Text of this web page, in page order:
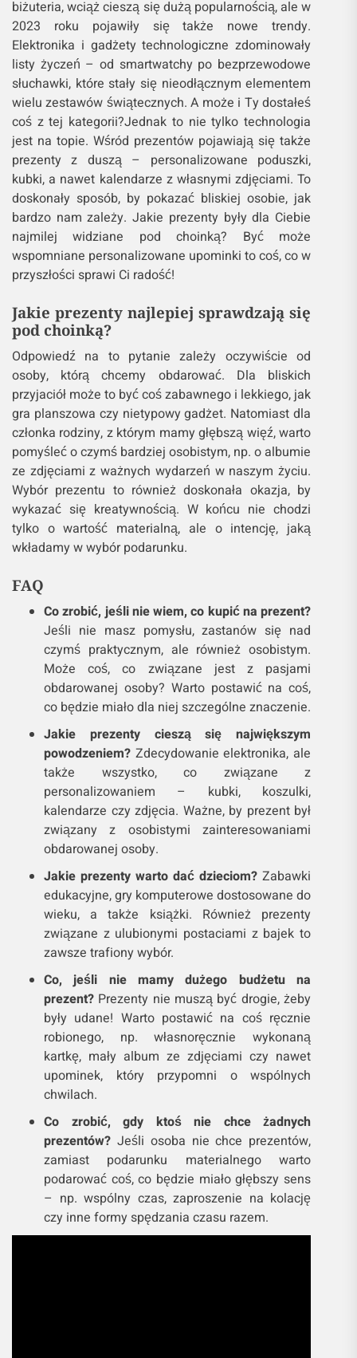
biżuteria, wciąż cieszą się dużą popularnością, ale w
2023 roku pojawiły się także nowe trendy.
Elektronika i gadżety technologiczne zdominowały
listy życzeń – od smartwatchy po bezprzewodowe
słuchawki, które stały się nieodłącznym elementem
wielu zestawów świątecznych. A może i Ty dostałeś
coś z tej kategorii?Jednak to nie tylko technologia
jest na topie. Wśród prezentów pojawiają się także
prezenty z duszą – personalizowane poduszki,
kubki, a nawet kalendarze z własnymi zdjęciami. To
doskonały sposób, by pokazać bliskiej osobie, jak
bardzo nam zależy. Jakie prezenty były dla Ciebie
najmilej widziane pod choinką? Być może
wspomniane personalizowane upominki to coś, co w
przyszłości sprawi Ci radość!
Jakie prezenty najlepiej sprawdzają się
pod choinką?
Odpowiedź na to pytanie zależy oczywiście od
osoby, którą chcemy obdarować. Dla bliskich
przyjaciół może to być coś zabawnego i lekkiego, jak
gra planszowa czy nietypowy gadżet. Natomiast dla
członka rodziny, z którym mamy głębszą więź, warto
pomyśleć o czymś bardziej osobistym, np. o albumie
ze zdjęciami z ważnych wydarzeń w naszym życiu.
Wybór prezentu to również doskonała okazja, by
wykazać się kreatywnością. W końcu nie chodzi
tylko o wartość materialną, ale o intencję, jaką
wkładamy w wybór podarunku.
FAQ
Co zrobić, jeśli nie wiem, co kupić na prezent?
Jeśli nie masz pomysłu, zastanów się nad
czymś praktycznym, ale również osobistym.
Może coś, co związane jest z pasjami
obdarowanej osoby? Warto postawić na coś,
co będzie miało dla niej szczególne znaczenie.
Jakie prezenty cieszą się największym
powodzeniem? Zdecydowanie elektronika, ale
także wszystko, co związane z
personalizowaniem – kubki, koszulki,
kalendarze czy zdjęcia. Ważne, by prezent był
związany z osobistymi zainteresowaniami
obdarowanej osoby.
Jakie prezenty warto dać dzieciom? Zabawki
edukacyjne, gry komputerowe dostosowane do
wieku, a także książki. Również prezenty
związane z ulubionymi postaciami z bajek to
zawsze trafiony wybór.
Co, jeśli nie mamy dużego budżetu na
prezent? Prezenty nie muszą być drogie, żeby
były udane! Warto postawić na coś ręcznie
robionego, np. własnoręcznie wykonaną
kartkę, mały album ze zdjęciami czy nawet
upominek, który przypomni o wspólnych
chwilach.
Co zrobić, gdy ktoś nie chce żadnych
prezentów? Jeśli osoba nie chce prezentów,
zamiast podarunku materialnego warto
podarować coś, co będzie miało głębszy sens
– np. wspólny czas, zaproszenie na kolację
czy inne formy spędzania czasu razem.